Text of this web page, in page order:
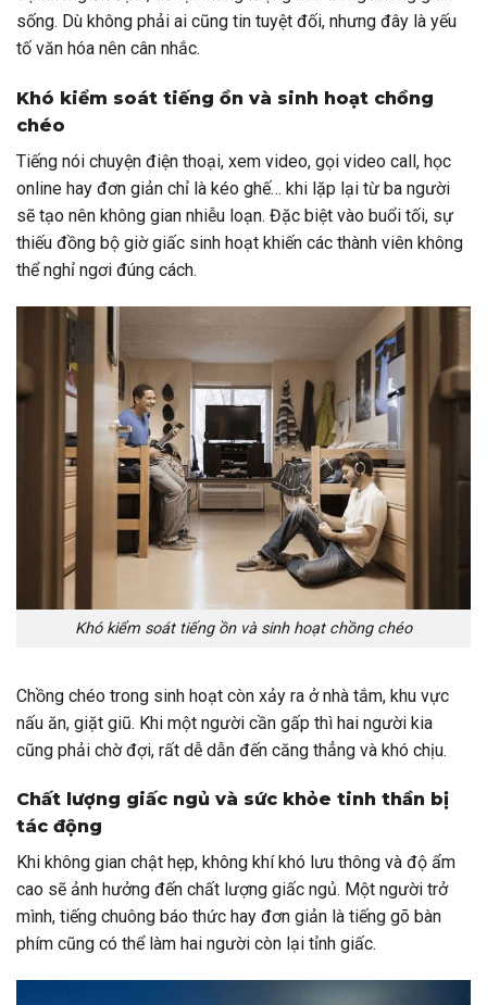
sống. Dù không phải ai cũng tin tuyệt đối, nhưng đây là yếu
tố văn hóa nên cân nhắc.
Khó kiểm soát tiếng ồn và sinh hoạt chồng
chéo
Tiếng nói chuyện điện thoại, xem video, gọi video call, học
online hay đơn giản chỉ là kéo ghế… khi lặp lại từ ba người
sẽ tạo nên không gian nhiễu loạn. Đặc biệt vào buổi tối, sự
thiếu đồng bộ giờ giấc sinh hoạt khiến các thành viên không
thể nghỉ ngơi đúng cách.
Khó kiểm soát tiếng ồn và sinh hoạt chồng chéo
Chồng chéo trong sinh hoạt còn xảy ra ở nhà tắm, khu vực
nấu ăn, giặt giũ. Khi một người cần gấp thì hai người kia
cũng phải chờ đợi, rất dễ dẫn đến căng thẳng và khó chịu.
Chất lượng giấc ngủ và sức khỏe tinh thần bị
tác động
Khi không gian chật hẹp, không khí khó lưu thông và độ ẩm
cao sẽ ảnh hưởng đến chất lượng giấc ngủ. Một người trở
mình, tiếng chuông báo thức hay đơn giản là tiếng gõ bàn
phím cũng có thể làm hai người còn lại tỉnh giấc.